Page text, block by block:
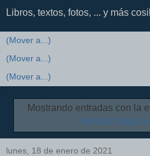
Libros, textos, fotos, ... y más
Mostrando entradas con la
Mostrar todas
lunes, 18 de enero de 2021